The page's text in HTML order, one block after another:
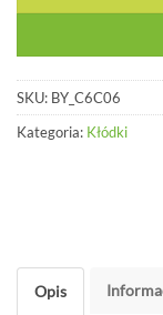
SKU: BY_C6C06
Kategoria: Kłódki
Opis